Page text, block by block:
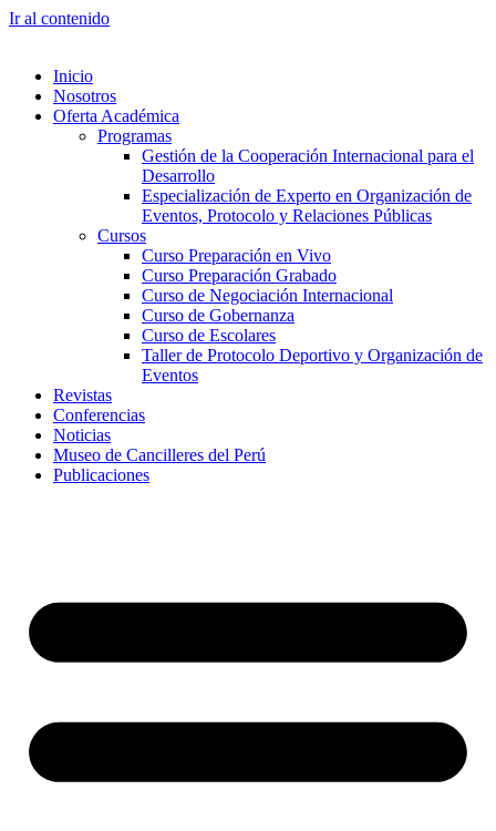
Ir al contenido
Inicio
Nosotros
Oferta Académica
Programas
Gestión de la Cooperación Internacional para el
Desarrollo
Especialización de Experto en Organización de
Eventos, Protocolo y Relaciones Públicas
Cursos
Curso Preparación en Vivo
Curso Preparación Grabado
Curso de Negociación Internacional
Curso de Gobernanza
Curso de Escolares
Taller de Protocolo Deportivo y Organización de
Eventos
Revistas
Conferencias
Noticias
Museo de Cancilleres del Perú
Publicaciones